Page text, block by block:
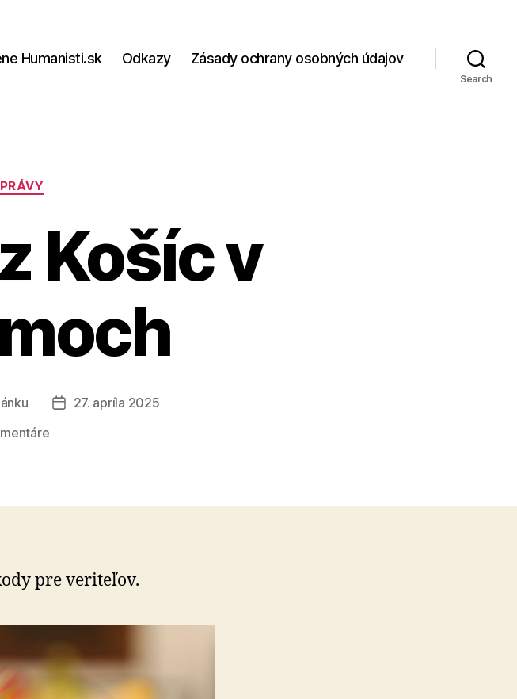
Humanisti.sk Odkazy Zásady ochrany osobných údajov
Search
Košíc v
Dátum
27. apríla 2025
na
v
pre veriteľov.